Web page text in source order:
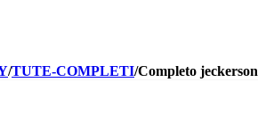
/TUTE-COMPLETI/Completo jeckerson